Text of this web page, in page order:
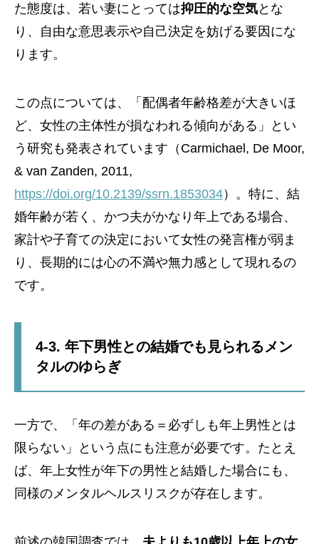
た態度は、若い妻にとっては抑圧的な空気とな
り、自由な意思表示や自己決定を妨げる要因にな
ります。
この点については、「配偶者年齢格差が大きいほ
ど、女性の主体性が損なわれる傾向がある」とい
う研究も発表されています（Carmichael, De Moor,
& van Zanden, 2011,
https://doi.org/10.2139/ssrn.1853034）。特に、結
婚年齢が若く、かつ夫がかなり年上である場合、
家計や子育ての決定において女性の発言権が弱ま
り、長期的には心の不満や無力感として現れるの
です。
4-3. 年下男性との結婚でも見られるメン
タルのゆらぎ
一方で、「年の差がある＝必ずしも年上男性とは
限らない」という点にも注意が必要です。たとえ
ば、年上女性が年下の男性と結婚した場合にも、
同様のメンタルヘルスリスクが存在します。